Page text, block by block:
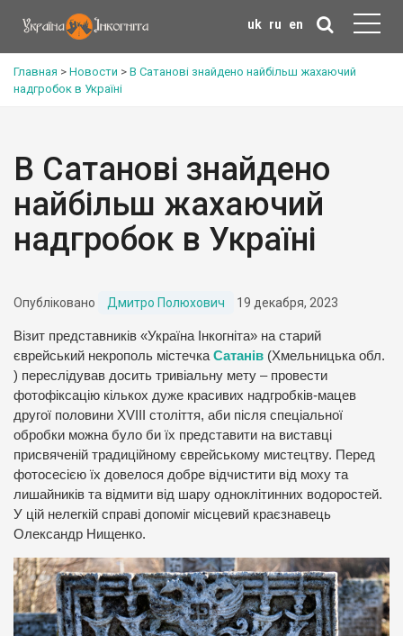
uk ru en
Главная > Новости > В Сатанові знайдено найбільш жахаючий
надгробок в Україні
В Сатанові знайдено
найбільш жахаючий
надгробок в Україні
Опубліковано Дмитро Полюхович 19 декабря, 2023
Візит представників «Україна Інкогніта» на старий
єврейський некрополь містечка Сатанів (Хмельницька обл.
) переслідував досить тривіальну мету – провести
фотофіксацію кількох дуже красивих надгробків-мацев
другої половини XVIII століття, аби після спеціальної
обробки можна було би їх представити на виставці
присвяченій традиційному єврейському мистецтву. Перед
фотосесією їх довелося добре відчистити від моху та
лишайників та відмити від шару одноклітинних водоростей.
У цій нелегкій справі допоміг місцевий краєзнавець
Олександр Нищенко.